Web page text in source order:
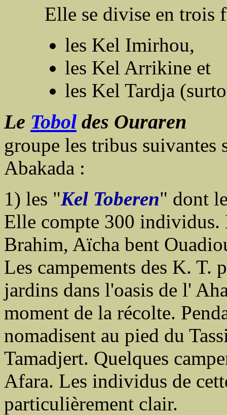
Elle se divise en trois
les Kel Imirhou,
les Kel Arrikine et
les Kel Tardja
Le Tobol des Ouraren
groupe les tribus suivantes
Abakada :
1) les "Kel Toberen" dont
Elle compte 300 individus.
Brahim, Aïcha bent
Les campements des K. T.
jardins dans l'oasis de l'
moment de la récolte.
nomadisent au pied du
Tamadjert. Quelques
Afara. Les individus de
particulièrement clair.